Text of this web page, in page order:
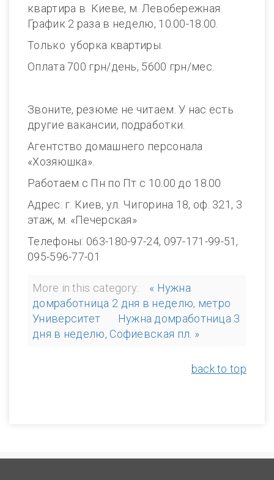
квартира в Киеве, м. Левобережная.
График 2 раза в неделю, 10.00-18.00.
Только уборка квартиры.
Оплата 700 грн/день, 5600 грн/мес.
Звоните, резюме не читаем. У нас есть
другие вакансии, подработки.
Агентство домашнего персонала
«Хозяюшка».
Работаем с Пн по Пт с 10.00 до 18.00
Адрес: г. Киев, ул. Чигорина 18, оф. 321, 3
этаж, м. «Печерская»
Телефоны: 063-180-97-24, 097-171-99-51,
095-596-77-01
More in this category:
« Нужна
домработница 2 дня в неделю, метро
Университет
Нужна домработница 3
дня в неделю, Софиевская пл. »
back to top